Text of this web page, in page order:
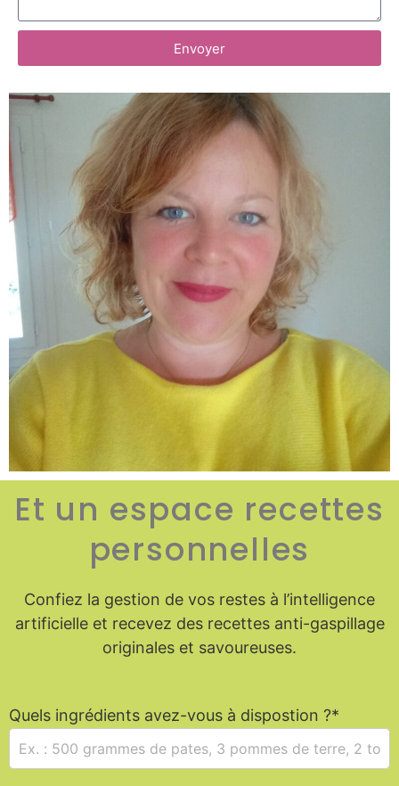
Envoyer
Et un espace recettes
personnelles
Confiez la gestion de vos restes à l’intelligence
artificielle et recevez des recettes anti-gaspillage
originales et savoureuses.
Quels ingrédients avez-vous à dispostion ?*